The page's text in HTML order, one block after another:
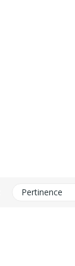
Pertinence